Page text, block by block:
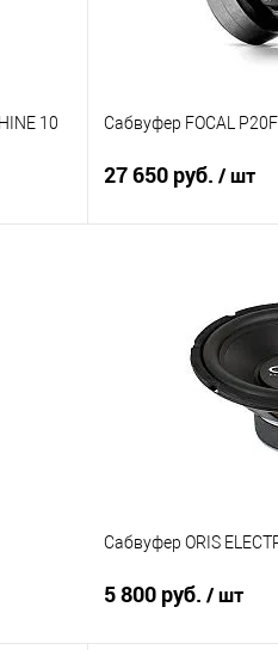
10 Сабвуфер FOCAL
27 650 руб. / шт
Сравнение
Сабвуфер ORIS
5 800 руб. / шт